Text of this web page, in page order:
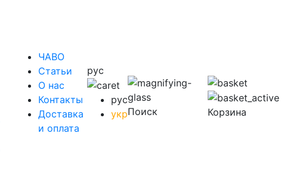
ЧАВО
Cтатьи
O нас
Контакты
Доставка
и оплата
рус
рус
укрПоиск Корзина